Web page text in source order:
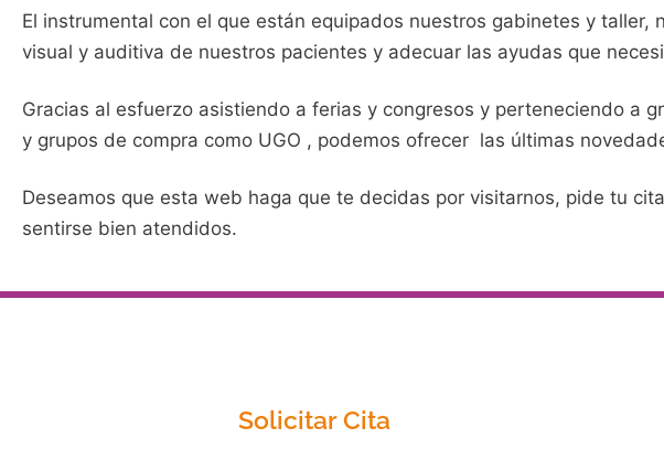
El instrumental con el que están equipados nuestros gabinetes y
visual y auditiva de nuestros pacientes y adecuar las ayudas que
Gracias al esfuerzo asistiendo a ferias y congresos y perteneciendo a
y grupos de compra como UGO , podemos ofrecer las últimas
Deseamos que esta web haga que te decidas por visitarnos, pide tu
sentirse bien atendidos.
Solicitar Cita